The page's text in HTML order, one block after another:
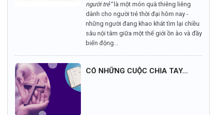
người trẻ”là một món quà thiêng liêng
dành cho người trẻ thời đại hôm nay -
những người đang khao khát tìm lại chiều
sâu nội tâm giữa một thế giới ồn ào và đầy
biến động...
CÓ NHỮNG CUỘC CHIA TAY...